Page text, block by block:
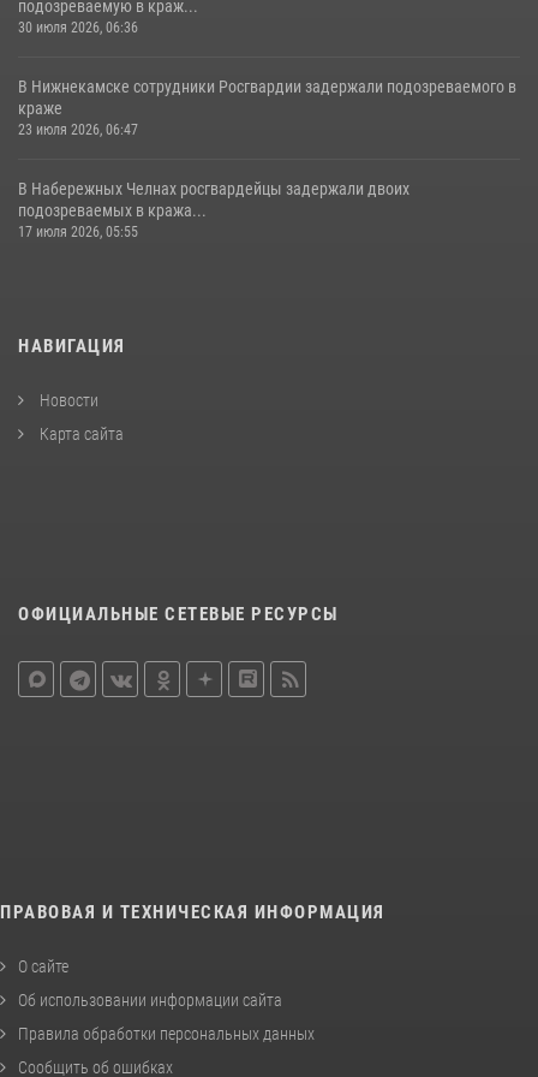
подозреваемую в краж...
30 июля 2026, 06:36
В Нижнекамске сотрудники Росгвардии задержали подозреваемого в
краже
23 июля 2026, 06:47
В Набережных Челнах росгвардейцы задержали двоих
подозреваемых в кража...
17 июля 2026, 05:55
НАВИГАЦИЯ
Новости
Карта сайта
ОФИЦИАЛЬНЫЕ СЕТЕВЫЕ РЕСУРСЫ
ПРАВОВАЯ И ТЕХНИЧЕСКАЯ ИНФОРМАЦИЯ
О сайте
Об использовании информации сайта
Правила обработки персональных данных
Сообщить об ошибках